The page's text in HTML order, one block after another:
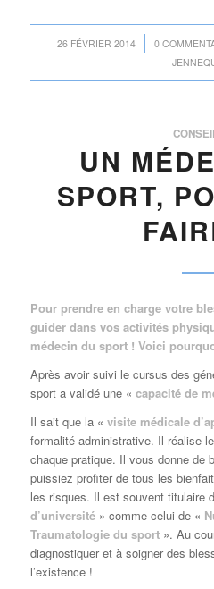
26 FÉVRIER 2014
/ 0 /
UN
SPORT,
Pour prendre en charge votre
guider dans vos activités
médecin du sport ! Voici
Après avoir suivi le cursus des
sport a validé une « capacité de
Il sait que la « visite médicale
formalité administrative. Il réalise
chaque pratique. Il vous donne de
puissiez profiter de tous les
les risques. Il est souvent titulaire
d’université» comme celui de «
Traumatologie du sport». Au
diagnostiquer et à soigner des
l’existence !